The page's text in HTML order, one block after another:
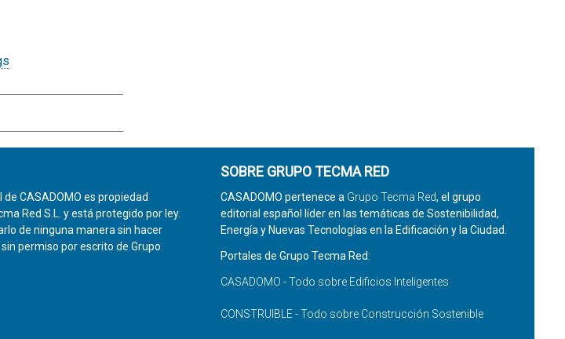
CASADOMO es propiedad
Red S.L. y está protegido por ley.
de ninguna manera sin hacer
permiso por escrito de Grupo
SOBRE GRUPO TECMA RED
CASADOMO pertenece a Grupo Tecma Red, el grupo
editorial español líder en las temáticas de Sostenibilidad,
Energía y Nuevas Tecnologías en la Edificación y la Ciudad.
Portales de Grupo Tecma Red:
CASADOMO - Todo sobre Edificios Inteligentes
CONSTRUIBLE - Todo sobre Construcción Sostenible